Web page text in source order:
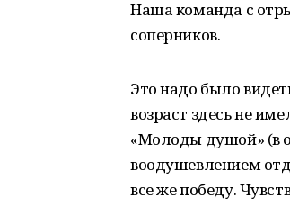
Наша команда с
соперников.
Это надо было
возраст здесь не
«Молоды душой» (в
воодушевлением
все же победу.